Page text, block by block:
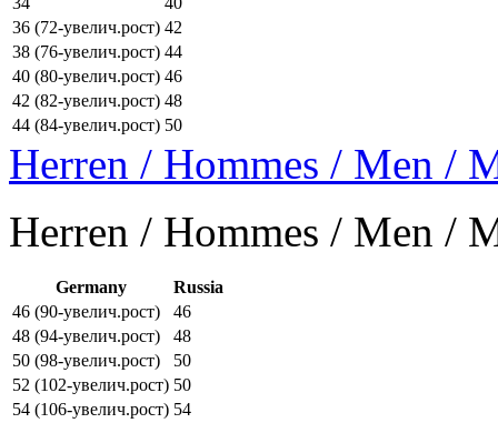
36 (72-увелич.рост) 42
38 (76-увелич.рост) 44
40 (80-увелич.рост) 46
42 (82-увелич.рост) 48
44 (84-увелич.рост) 50
Herren / Hommes / Men /
Herren / Hommes / Men /
Germany
Russia
46 (90-увелич.рост)
46
48 (94-увелич.рост)
48
50 (98-увелич.рост)
50
52 (102-увелич.рост) 50
54 (106-увелич.рост) 54